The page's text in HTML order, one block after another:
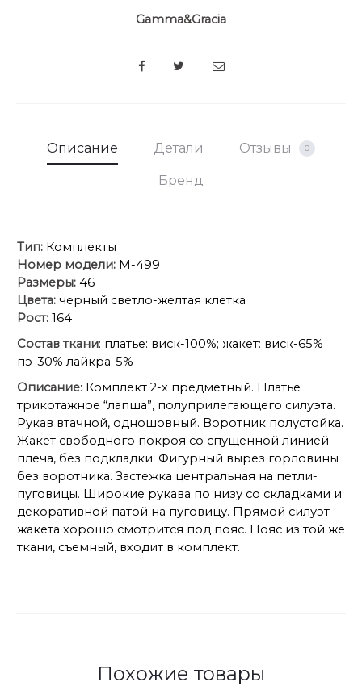
Gamma&Gracia
SHARE
Описание Детали Отзывы 0
Бренд
Тип: Комплекты
Номер модели: М-499
Размеры: 46
Цвета: черный светло-желтая клетка
Рост: 164
Состав ткани: платье: виск-100%; жакет: виск-65%
пэ-30% лайкра-5%
Описание: Комплект 2-х предметный. Платье
трикотажное “лапша”, полуприлегающего силуэта.
Рукав втачной, одношовный. Воротник полустойка.
Жакет свободного покроя со спущенной линией
плеча, без подкладки. Фигурный вырез горловины
без воротника. Застежка центральная на петли-
пуговицы. Широкие рукава по низу со складками и
декоративной патой на пуговицу. Прямой силуэт
жакета хорошо смотрится под пояс. Пояс из той же
ткани, съемный, входит в комплект.
Похожие товары